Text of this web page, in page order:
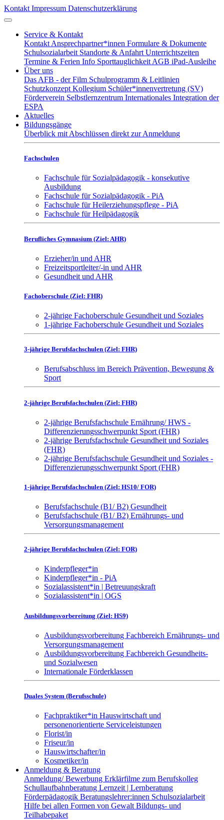
Kontakt Impressum Datenschutzerklärung
Service & Kontakt
Kontakt Ansprechpartner*innen Formulare & Dokumente
Schulsozialarbeit Standorte & Anfahrt Unterrichtszeiten
Termine & Ferien Info Sporttauglichkeit AGB iPad-Ausleihe
Über uns
Das AFB - der Film Schulprogramm & Leitlinien
Schutzkonzept Kollegium Schüler*innenvertretung (SV)
Förderverein Selbstlernzentrum Internationales Integration der
ESPA
Aktuelles
Bildungsgänge
Überblick mit Abschlüssen direkt zur Anmeldung
Fachschulen
Fachschule für Sozialpädagogik - konsekutive
Ausbildung
Fachschule für Sozialpädagogik - PiA
Fachschule für Heilerziehungspflege - PiA
Fachschule für Heilpädagogik
Berufliches Gymnasium (Ziel: AHR)
Erzieher/in und AHR
Freizeitsportleiter/-in und AHR
Gesundheit und AHR
Fachoberschule (Ziel: FHR)
2-jährige Fachoberschule Gesundheit und Soziales
1-jährige Fachoberschule Gesundheit und Soziales
3-jährige Berufsfachschulen (Ziel: FHR)
Berufsabschluss im Bereich Prävention, Bewegung &
Sport
2-jährige Berufsfachschulen (Ziel: FHR)
2-jährige Berufsfachschule Ernährung/ HWS -
Differenzierungsschwerpunkt Sport (FHR)
2-jährige Berufsfachschule Gesundheit und Soziales
(FHR)
2-jährige Berufsfachschule Gesundheit und Soziales -
Differenzierungsschwerpunkt Sport (FHR)
1-jährige Berufsfachschulen (Ziel: HS10/ FOR)
Berufsfachschule (B1/ B2) Gesundheit
Berufsfachschule (B1/ B2) Ernährungs- und
Versorgungsmanagement
2-jährige Berufsfachschulen (Ziel: FOR)
Kinderpfleger*in
Kinderpfleger*in - PiA
Sozialassistent*in | Betreuungskraft
Sozialassistent*in | OGS
Ausbildungsvorbereitung (Ziel: HS9)
Ausbildungsvorbereitung Fachbereich Ernährungs- und
Versorgungsmanagement
Ausbildungsvorbereitung Fachbereich Gesundheits-
und Sozialwesen
Internationale Förderklassen
Duales System (Berufsschule)
Fachpraktiker*in Hauswirtschaft und
personenorientierte Serviceleistungen
Florist/in
Friseur/in
Hauswirtschafter/in
Kosmetiker/in
Anmeldung & Beratung
Anmeldung/ Bewerbung Erklärfilme zum Berufskolleg
Schullaufbahnberatung Lernzeit | Lernberatung
Förderpädagogik Beratungslehrer:innen Schulsozialarbeit
Hilfe bei allen Formen von Gewalt Bildungs- und
Teilhabepaket